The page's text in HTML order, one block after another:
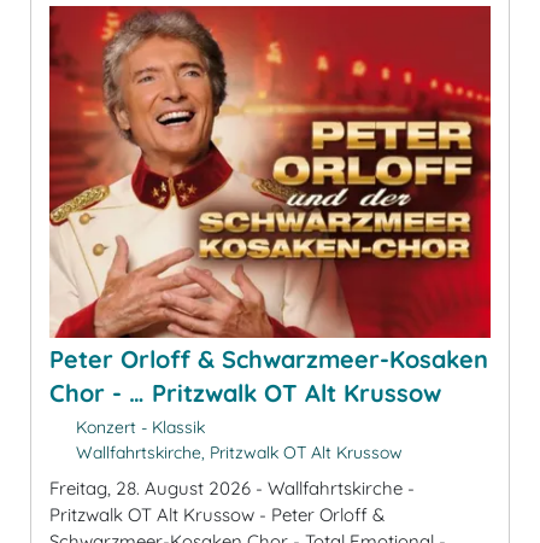
Peter Orloff & Schwarzmeer-Kosaken
Chor - … Pritzwalk OT Alt Krussow
Konzert - Klassik
Wallfahrtskirche, Pritzwalk OT Alt Krussow
Freitag, 28. August 2026 - Wallfahrtskirche -
Pritzwalk OT Alt Krussow - Peter Orloff &